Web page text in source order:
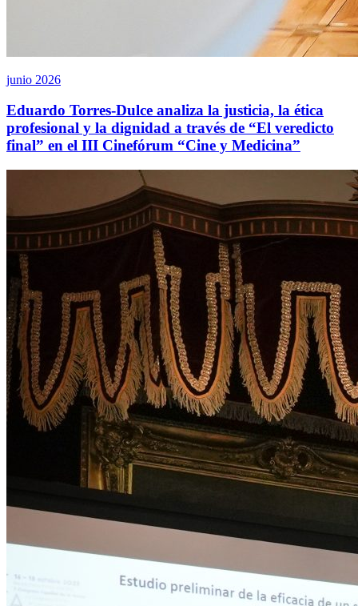
junio 2026
Eduardo Torres-Dulce analiza la justicia, la ética
profesional y la dignidad a través de “El veredicto
final” en el III Cinefórum “Cine y Medicina”